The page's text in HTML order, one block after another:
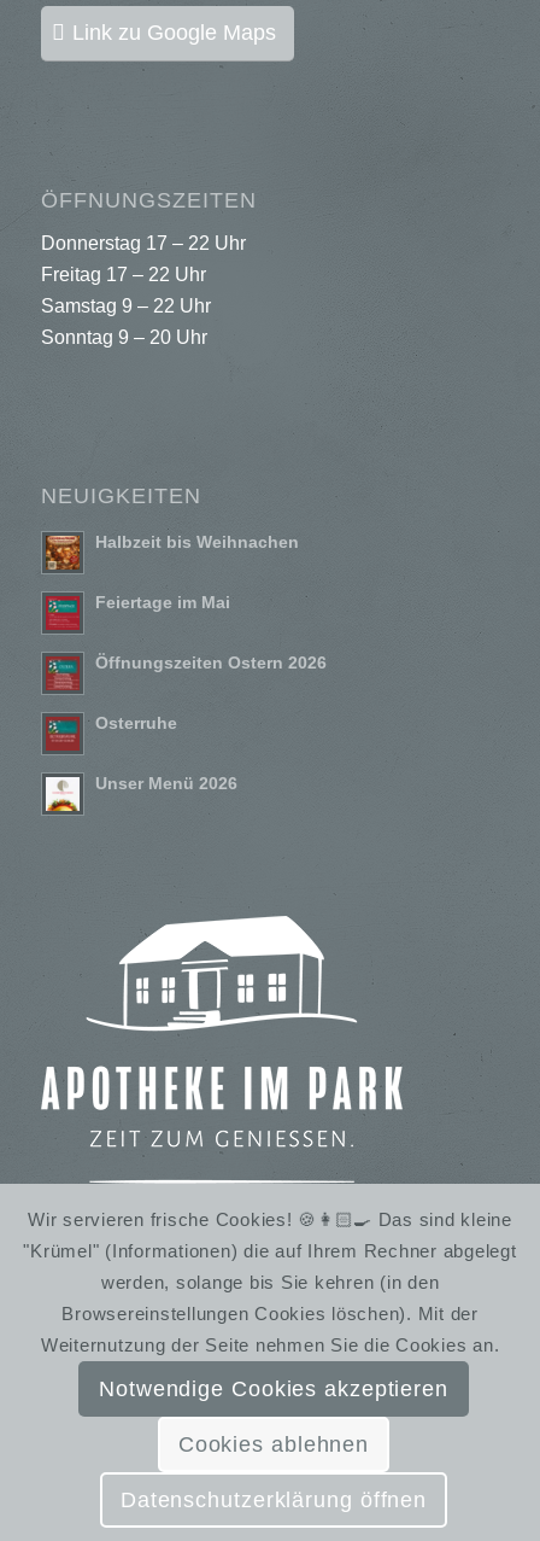
Link zu Google Maps
ÖFFNUNGSZEITEN
Donnerstag 17 – 22 Uhr
Freitag 17 – 22 Uhr
Samstag 9 – 22 Uhr
Sonntag 9 – 20 Uhr
NEUIGKEITEN
Halbzeit bis Weihnachen
Feiertage im Mai
Öffnungszeiten Ostern 2026
Osterruhe
Unser Menü 2026
IMBISS IM STADTPARK
Wir servieren frische Cookies! 🍪👩🏻‍🍳 Das sind kleine
"Krümel" (Informationen) die auf Ihrem Rechner abgelegt
werden, solange bis Sie kehren (in den
Browsereinstellungen Cookies löschen). Mit der
Weiternutzung der Seite nehmen Sie die Cookies an.
Notwendige Cookies akzeptieren
Cookies ablehnen
Datenschutzerklärung öffnen